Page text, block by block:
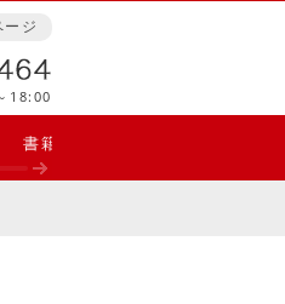
ージ
18:00
書籍・参考書・問題集